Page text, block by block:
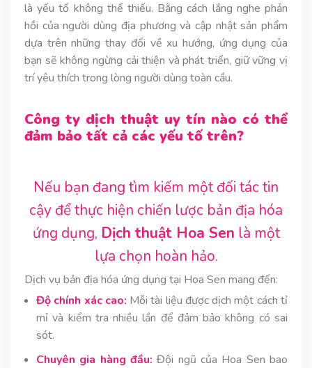
là yếu tố không thể thiếu. Bằng cách lắng nghe phản
hồi của người dùng địa phương và cập nhật sản phẩm
dựa trên những thay đổi về xu hướng, ứng dụng của
bạn sẽ không ngừng cải thiện và phát triển, giữ vững vị
trí yêu thích trong lòng người dùng toàn cầu.
Công ty dịch thuật uy tín nào có thể
đảm bảo tất cả các yếu tố trên?
Nếu bạn đang tìm kiếm một đối tác tin
cậy để thực hiện chiến lược bản địa hóa
ứng dụng, Dịch thuật Hoa Sen là một
lựa chọn hoàn hảo.
Dịch vụ bản địa hóa ứng dụng tại Hoa Sen mang đến:
Độ chính xác cao: Mỗi tài liệu được dịch một cách tỉ
mỉ và kiểm tra nhiều lần để đảm bảo không có sai
sót.
Chuyên gia hàng đầu: Đội ngũ của Hoa Sen bao